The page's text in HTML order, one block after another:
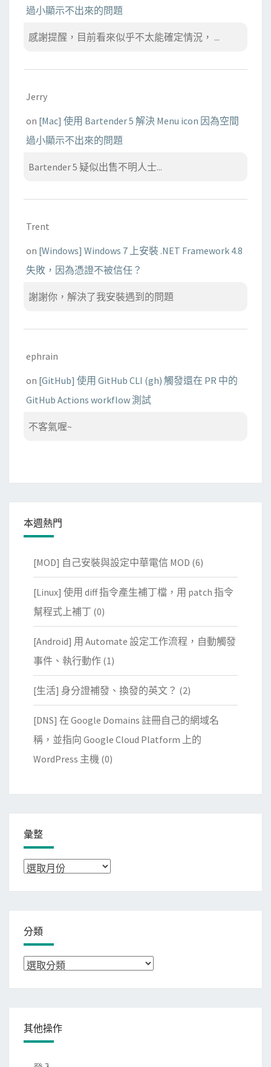
過小顯示不出來的問題
感謝提醒，目前看來似乎不太能確定情況， ...
Jerry
on [Mac] 使用 Bartender 5 解決 Menu icon 因為空間
過小顯示不出來的問題
Bartender 5 疑似出售不明人士...
Trent
on [Windows] Windows 7 上安裝 .NET Framework 4.8
失敗，因為憑證不被信任？
謝謝你，解決了我安裝遇到的問題
ephrain
on [GitHub] 使用 GitHub CLI (gh) 觸發還在 PR 中的
GitHub Actions workflow 測試
不客氣喔~
本週熱門
[MOD] 自己安裝與設定中華電信 MOD (6)
[Linux] 使用 diff 指令產生補丁檔，用 patch 指令
幫程式上補丁 (0)
[Android] 用 Automate 設定工作流程，自動觸發
事件、執行動作 (1)
[生活] 身分證補發、換發的英文？ (2)
[DNS] 在 Google Domains 註冊自己的網域名
稱，並指向 Google Cloud Platform 上的
WordPress 主機 (0)
彙整
彙
分類
分
其他操作